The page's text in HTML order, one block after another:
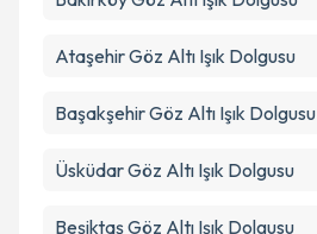
AtaşehirGöz Altı Işık Dolgusu
BaşakşehirGöz Altı Işık Dolgusu
ÜsküdarGöz Altı Işık Dolgusu
BeşiktaşGöz Altı Işık Dolgusu